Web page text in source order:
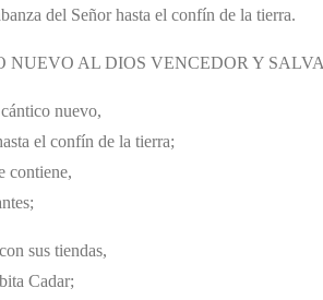
del Señor hasta el confín de la tierra.
NUEVO AL DIOS VENCEDOR Y
nuevo,
el confín de la tierra;
contiene,
sus tiendas,
Cadar;